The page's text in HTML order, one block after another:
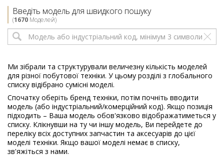
Electrolux
914520429
00
ElectroluxEWF10049W
00
ElectroluxEWF10080W
914522401
03
Electrolux
EWF10080W
914522422
00
Введіть модель для швидкого пошуку
(1670 Моделей)
Ми зібрали та структурували величезну кількість моделей
для різної побутової техніки. У цьому розділі з глобального
списку відібрано сумісні моделі.
Спочатку оберіть бренд техніки, потім почніть вводити
модель (або індустріальний/комерційний код). Якщо позиція
підходить – Ваша модель обов'язково відображатиметься у
списку. Клікнувши на ту чи іншу модель, Ви перейдете до
переліку всіх доступних запчастин та аксесуарів до цієї
моделі техніки. Якщо вашої моделі немає в списку,
зв'яжіться з нами.